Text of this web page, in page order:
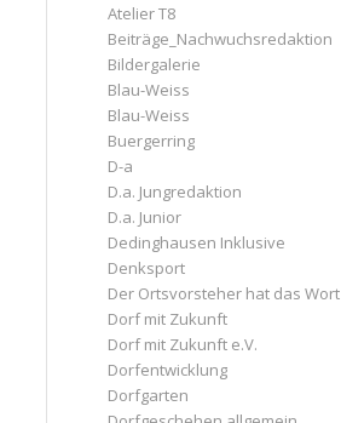
Atelier T8
Beiträge_Nachwuchsredaktion
Bildergalerie
Blau-Weiss
Blau-Weiss
Buergerring
D-a
D.a. Jungredaktion
D.a. Junior
Dedinghausen Inklusive
Denksport
Der Ortsvorsteher hat das Wort
Dorf mit Zukunft
Dorf mit Zukunft e.V.
Dorfentwicklung
Dorfgarten